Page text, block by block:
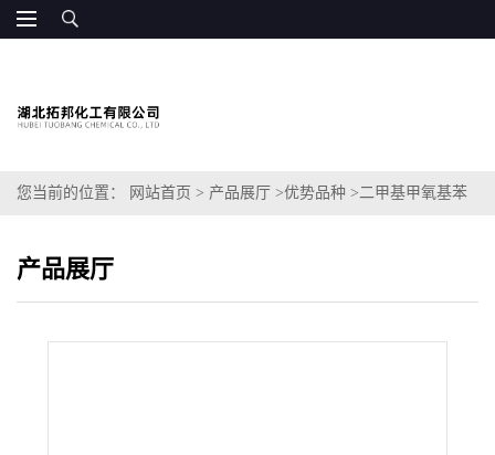
您当前的位置： 网站首页 > 产品展厅 >优势品种 >二甲基甲氧基苯
产品展厅